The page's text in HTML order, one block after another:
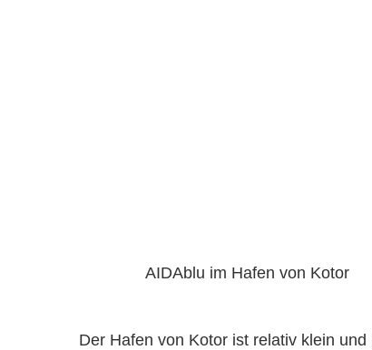
AIDAblu im Hafen von Kotor
Der Hafen von Kotor ist relativ klein